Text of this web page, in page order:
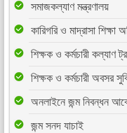
সমাজকল্যাণ মন্ত্রণালয়
কারিগরি ও মাদ্রাসা শিক্ষা
শিক্ষক ও কর্মচারী কল্যাণ
শিক্ষক ও কর্মচারী অবসর
অনলাইনে জন্ম নিবন্ধন
জন্ম সনদ যাচাই